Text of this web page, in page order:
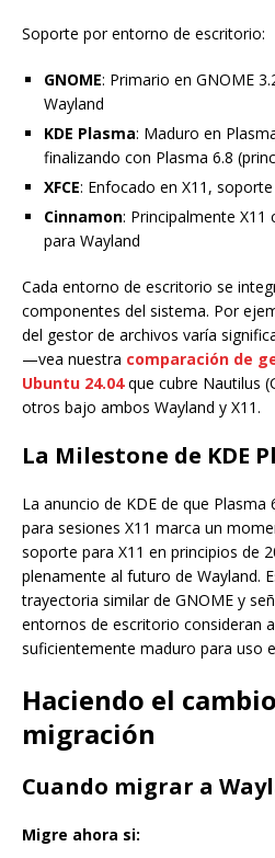
Soporte por entorno de escritorio:
GNOME: Primario en GNOME
Wayland
KDE Plasma: Maduro en
finalizando con Plasma 6.8
XFCE: Enfocado en X11,
Cinnamon: Principalmente
para Wayland
Cada entorno de escritorio se
componentes del sistema. Por
del gestor de archivos varía
—vea nuestra comparación de
Ubuntu 24.04que cubre Nautilus
otros bajo ambos Wayland y X11.
La Milestone de KDE
La anuncio de KDE de que
para sesiones X11 marca un
soporte para X11 en principios de
plenamente al futuro de Wayland.
trayectoria similar de GNOME y
entornos de escritorio consideran
suficientemente maduro para uso
Haciendo el
migración
Cuando migrar a
Migre ahora si: